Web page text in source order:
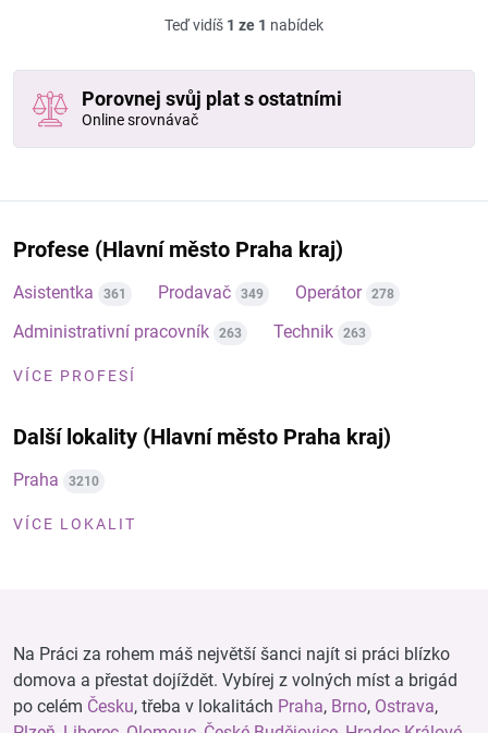
Teď vidíš 1 ze 1 nabídek
Porovnej svůj plat s ostatními
Online srovnávač
Profese (Hlavní město Praha kraj)
Asistentka 361 Prodavač 349 Operátor 278
Administrativní pracovník 263 Technik 263
VÍCE PROFESÍ
Další lokality (Hlavní město Praha kraj)
Praha 3210
VÍCE LOKALIT
Na Práci za rohem máš největší šanci najít si práci blízko
domova a přestat dojíždět. Vybírej z volných míst a brigád
po celém Česku, třeba v lokalitách Praha, Brno, Ostrava,